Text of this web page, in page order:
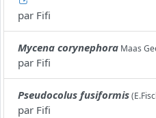
par Fifi
Mycena corynephora Maas
par Fifi
Pseudocolus fusiformis
par Fifi